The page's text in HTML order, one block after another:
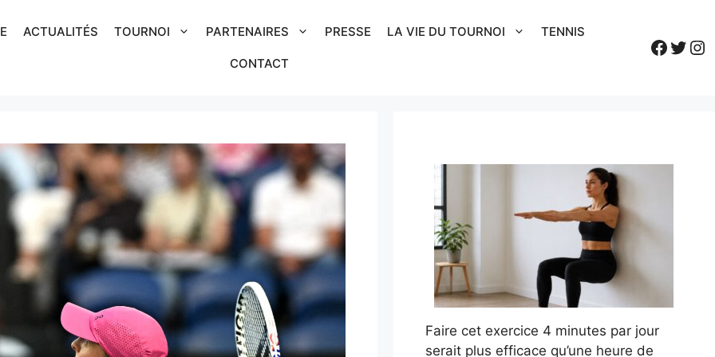
ACTUALITÉS TOURNOI PARTENAIRES PRESSE LA VIE DU TOURNOI TENNIS
CONTACT
Faire cet exercice 4 minutes par jour
serait plus efficace qu’une heure de